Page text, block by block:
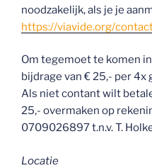
noodzakelijk, als je je
https://viavide.org/
Om tegemoet te komen
bijdrage van € 25,- per 4x
Als niet contant wilt
25,- overmaken op
0709026897 t.n.v. T.
Locatie